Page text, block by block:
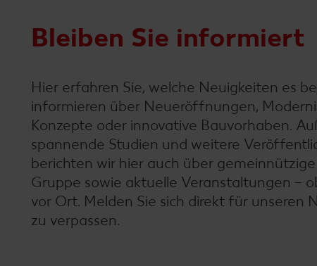
Kaufland-Eigenmarken
Innovationen
Bleiben Sie informiert
Hier erfahren Sie, welche Neuigkeiten es
informieren über Neueröffnungen,
Konzepte oder innovative Bauvorhaben.
spannende Studien und weitere
berichten wir hier auch über
Gruppe sowie aktuelle Veranstaltungen –
vor Ort. Melden Sie sich direkt für unseren
zu verpassen.